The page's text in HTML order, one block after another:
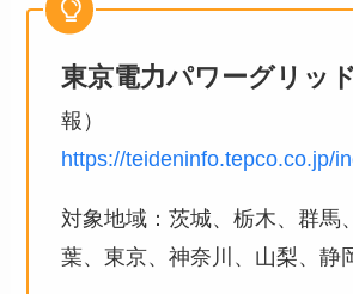
東京電力パワーグリッド
報）
https://teideninfo.tepco.co.jp/
対象地域：茨城、栃木、群馬
葉、東京、神奈川、山梨、静